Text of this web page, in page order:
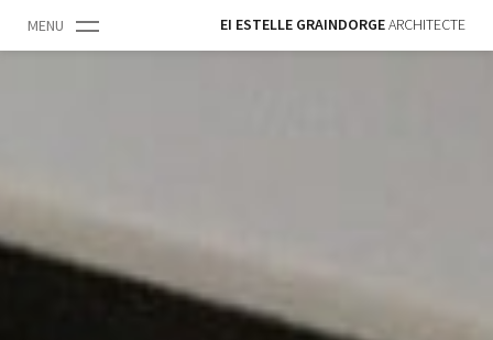
MENU EI ESTELLE GRAINDORGEARCHITECTE